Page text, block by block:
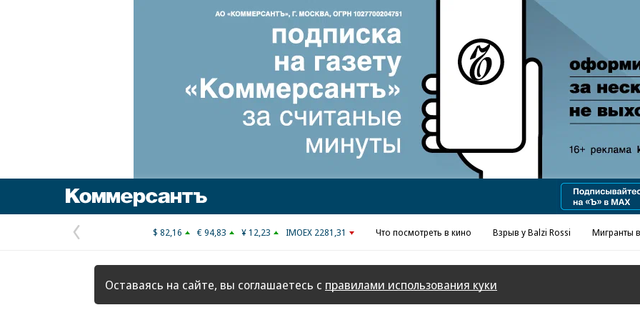
Реклама в «Ъ» www.kommersant.ru/ad
Предыдущая
страница
$ 82,16 € 94,83 ¥ 12,23 IMOEX 2281,31 Что посмотреть в кино Взрыв у Balzi Rossi Мигранты
Оставаясь на сайте, вы соглашаетесь с правилами использования куки